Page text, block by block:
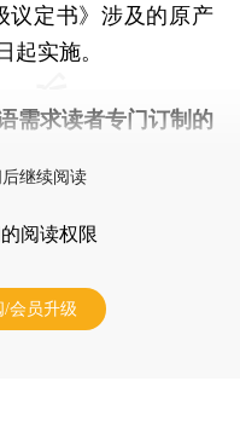
议定书》涉及的原产
起实施。
需求读者专门订制的
继续阅读
阅读权限
/会员升级